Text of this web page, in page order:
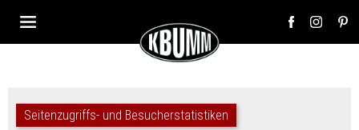
Seitenzugriffs- und Besucherstatistiken